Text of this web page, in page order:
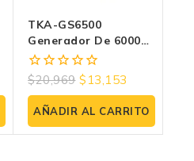
TKA-GS6500
Generador De 6000W
– Energía Confiable Y
Duradera Con 13HP
De Fuerza. Portátil
0
fuera
de
5
$20,969 $ 13,153
AÑADIR AL CARRITO